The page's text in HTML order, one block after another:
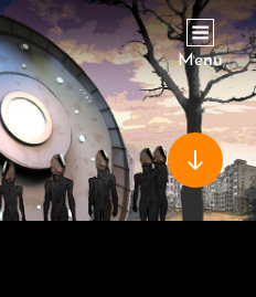
HAIMHAUSENMenu